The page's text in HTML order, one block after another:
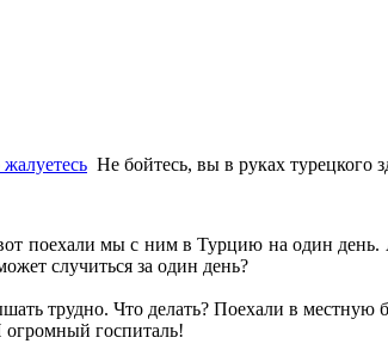
Не бойтесь, вы в руках турецкого
поехали мы с ним в Турцию на один день.
случиться за один день?
трудно. Что делать? Поехали в
огромный госпиталь!